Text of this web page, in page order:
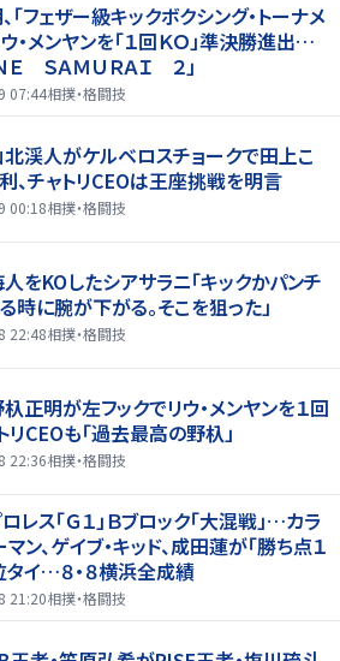
「フェザー級キックボクシング・トーナメ
ウ・メンヤンを「１回ＫＯ」準決勝進出…
ＮＥ ＳＡＭＵＲＡＩ ２」
07:44相撲・格闘技
北渓人がケルベロスチョークで田上こ
、チャトリCEOは王座挑戦を明言
00:18相撲・格闘技
人をKOしたシアサラニ「キックかパンチ
時に腕が下がる。そこを狙った」
22:48相撲・格闘技
杁正明が左フックでリウ・メンヤンを１回
リCEOも「過去最高の野杁」
22:36相撲・格闘技
レス「Ｇ１」Ｂブロック「大混戦」…カラ
ン、ゲイブ・キッド、成田蓮が「勝ち点１
タイ…８・８横浜全成績
21:20相撲・格闘技